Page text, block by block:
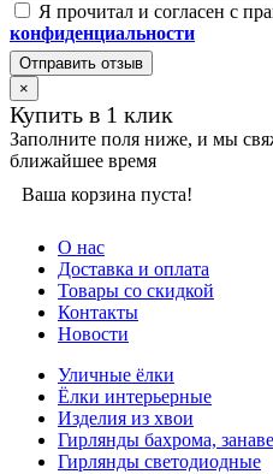
Я прочитал и согласен с
конфиденциальности
Отправить отзыв
×
Купить в 1 клик
Заполните поля ниже, и мы
ближайшее время
Ваша корзина пуста!
О нас
Доставка и оплата
Товары со скидкой
Контакты
Новости
Уличные ёлки
Ёлки интерьерные
Изделия из хвои
Гирлянды бахрома,
Гирлянды светодиодные